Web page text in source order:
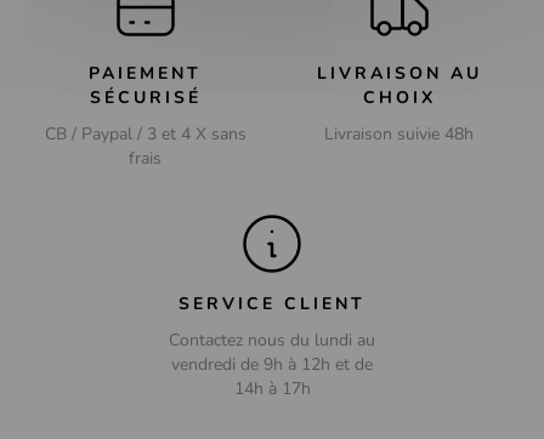
PAIEMENT
SÉCURISÉ
CB / Paypal / 3 et 4 X sans
frais
LIVRAISON AU
CHOIX
Livraison suivie 48h
SERVICE CLIENT
Contactez nous du lundi au
vendredi de 9h à 12h et de
14h à 17h